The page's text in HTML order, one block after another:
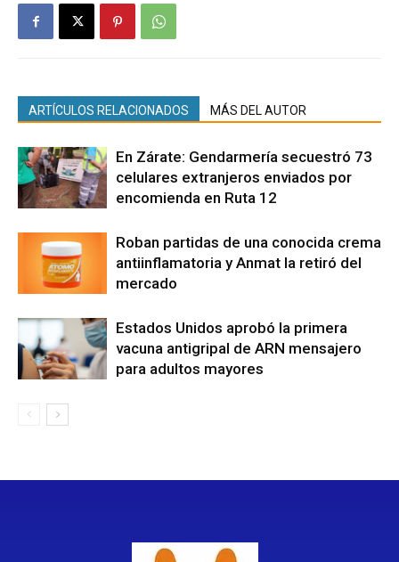
ARTÍCULOS RELACIONADOS MÁS DEL AUTOR
En Zárate: Gendarmería secuestró 73
celulares extranjeros enviados por
encomienda en Ruta 12
Roban partidas de una conocida crema
antiinflamatoria y Anmat la retiró del
mercado
Estados Unidos aprobó la primera
vacuna antigripal de ARN mensajero
para adultos mayores